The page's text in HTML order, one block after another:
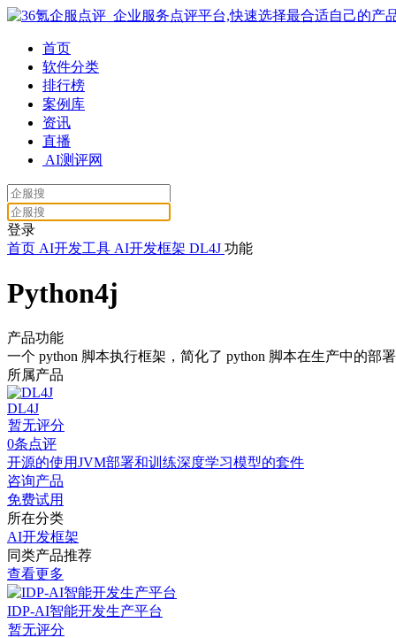
首页
软件分类
排行榜
案例库
资讯
直播
AI测评网
登录
首页 AI开发工具 AI开发框架 DL4J 功能
Python4j
产品功能
一个 python 脚本执行框架，简化了 python 脚本在生产中的部
所属产品
DL4J
暂无评分
0条点评
开源的使用JVM部署和训练深度学习模型的套件
咨询产品
免费试用
所在分类
AI开发框架
同类产品推荐
查看更多
IDP-AI智能开发生产平台
暂无评分